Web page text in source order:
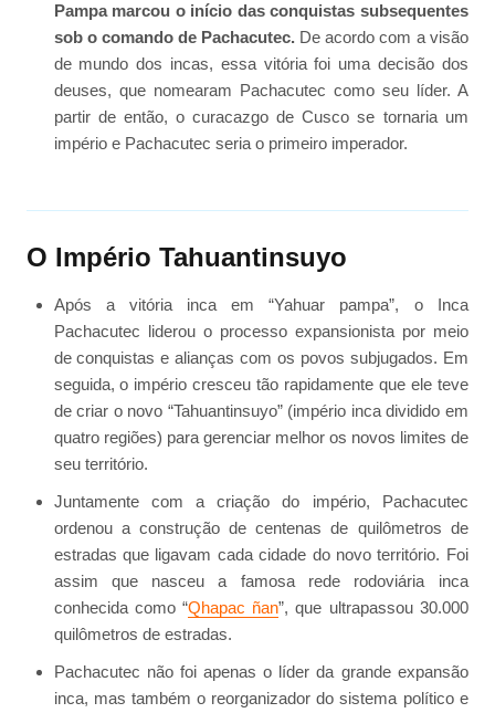
Pampa marcou o início das conquistas subsequentes
sob o comando de Pachacutec. De acordo com a visão
de mundo dos incas, essa vitória foi uma decisão dos
deuses, que nomearam Pachacutec como seu líder. A
partir de então, o curacazgo de Cusco se tornaria um
império e Pachacutec seria o primeiro imperador.
O Império Tahuantinsuyo
Após a vitória inca em “Yahuar pampa”, o Inca
Pachacutec liderou o processo expansionista por meio
de conquistas e alianças com os povos subjugados. Em
seguida, o império cresceu tão rapidamente que ele teve
de criar o novo “Tahuantinsuyo” (império inca dividido em
quatro regiões) para gerenciar melhor os novos limites de
seu território.
Juntamente com a criação do império, Pachacutec
ordenou a construção de centenas de quilômetros de
estradas que ligavam cada cidade do novo território. Foi
assim que nasceu a famosa rede rodoviária inca
conhecida como “Qhapac ñan”, que ultrapassou 30.000
quilômetros de estradas.
Pachacutec não foi apenas o líder da grande expansão
inca, mas também o reorganizador do sistema político e